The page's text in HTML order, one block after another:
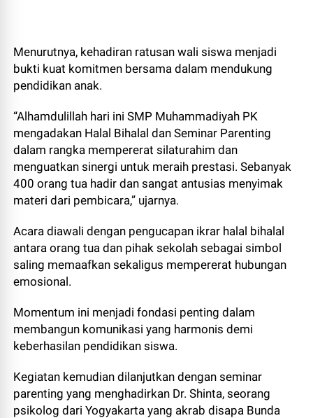
Menurutnya, kehadiran ratusan wali siswa menjadi
bukti kuat komitmen bersama dalam mendukung
pendidikan anak.
“Alhamdulillah hari ini SMP Muhammadiyah PK
mengadakan Halal Bihalal dan Seminar Parenting
dalam rangka mempererat silaturahim dan
menguatkan sinergi untuk meraih prestasi. Sebanyak
400 orang tua hadir dan sangat antusias menyimak
materi dari pembicara,” ujarnya.
Acara diawali dengan pengucapan ikrar halal bihalal
antara orang tua dan pihak sekolah sebagai simbol
saling memaafkan sekaligus mempererat hubungan
emosional.
Momentum ini menjadi fondasi penting dalam
membangun komunikasi yang harmonis demi
keberhasilan pendidikan siswa.
Kegiatan kemudian dilanjutkan dengan seminar
parenting yang menghadirkan Dr. Shinta, seorang
psikolog dari Yogyakarta yang akrab disapa Bunda